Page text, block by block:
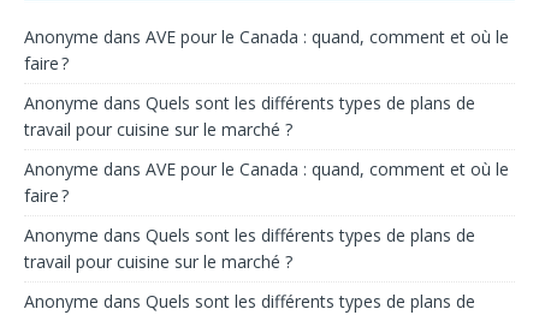
Anonyme dans AVE pour le Canada : quand, comment et où le
faire ?
Anonyme dans Quels sont les différents types de plans de
travail pour cuisine sur le marché ?
Anonyme dans AVE pour le Canada : quand, comment et où le
faire ?
Anonyme dans Quels sont les différents types de plans de
travail pour cuisine sur le marché ?
Anonyme dans Quels sont les différents types de plans de